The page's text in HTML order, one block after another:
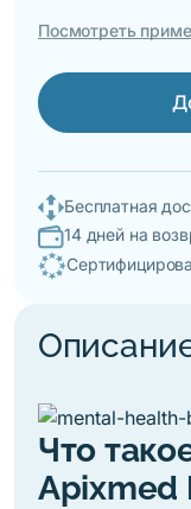
Посмотреть
Бесплатная
14 дней на
Что
Apixmed